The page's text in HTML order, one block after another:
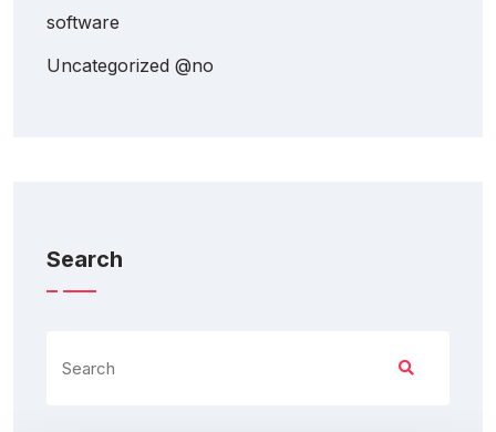
software
Uncategorized @no
Search